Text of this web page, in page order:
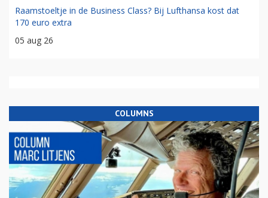
Raamstoeltje in de Business Class? Bij Lufthansa kost dat
170 euro extra
05 aug 26
COLUMNS